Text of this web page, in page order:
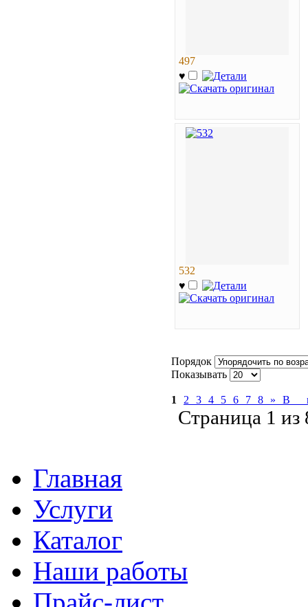
497
♥
532
♥
Порядок
Показывать
1 2 3 4 5 6 7 8 » В
Страница 1 из
Главная
Услуги
Каталог
Наши работы